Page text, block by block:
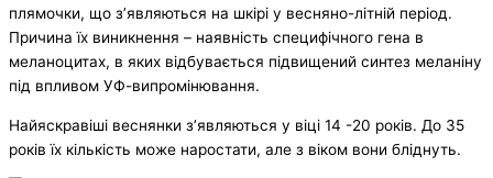
плямочки, що з’являються на шкірі у весняно-літній період.
Причина їх виникнення – наявність специфічного гена в
меланоцитах, в яких відбувається підвищений синтез меланіну
під впливом УФ-випромінювання.
Найяскравіші веснянки з’являються у віці 14 -20 років. До 35
років їх кількість може наростати, але з віком вони бліднуть.